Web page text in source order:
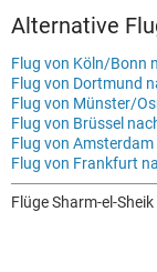
Alternative
Flug von Köln/Bonn
Flug von Dortmund
Flug von Münster/
Flug von Brüssel
Flug von Amsterdam
Flug von Frankfurt
Flüge Sharm-el-Sheik